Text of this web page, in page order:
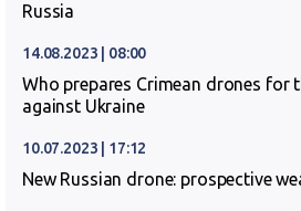
Russia
14.08.2023 | 08:00
Who prepares Crimean drones for
against Ukraine
10.07.2023 | 17:12
New Russian drone: prospective